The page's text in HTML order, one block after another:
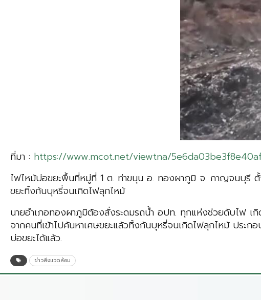
ที่มา : https://www.mcot.net/viewtna/
ไฟไหม้บ่อขยะพื้นที่หมู่ที่ 1 ต. ท่าขนุน อ. ทองผาภูมิ จ. กาญจนบุรี ตั้ง
ขยะทิ้งก้นบุหรี่จนเกิดไฟลุกไหม้
นายอำเภอทองผาภูมิต้องสั่งระดมรถน้ำ อปท. ทุกแห่งช่วยดับไฟ เกิ
จากคนที่เข้าไปค้นหาเศษขยะแล้วทิ้งก้นบุหรี่จนเกิดไฟลุกไหม้ ประก
บ่อขยะได้แล้ว.
ข่าวสิ่งแวดล้อม